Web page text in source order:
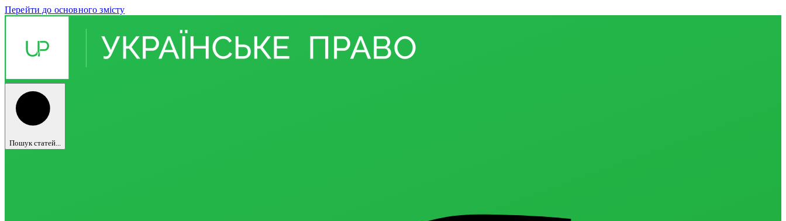
Перейти до основного змісту
Пошук статей...